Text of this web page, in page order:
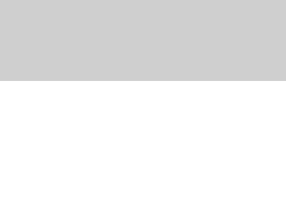
een gewilde speler op de
dat Govert de Vries,